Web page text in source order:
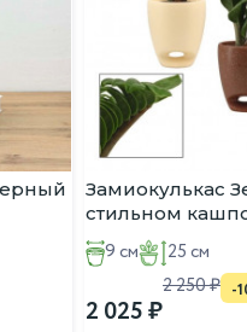
Замиокулькас
стильном
9 см 25 см
2 025
2 250 -